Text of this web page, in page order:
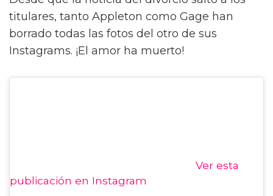
titulares, tanto Appleton como Gage han
borrado todas las fotos del otro de sus
Instagrams. ¡El amor ha muerto!
Ver esta
publicación en Instagram